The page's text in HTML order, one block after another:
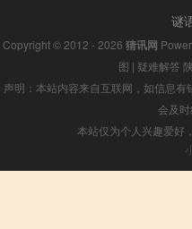
谜
Copyright © 2012 - 2026 猜讯网
图 | 疑难解答
声明：本站内容来自互联网，如信息
会及
本站仅为个人兴趣爱好